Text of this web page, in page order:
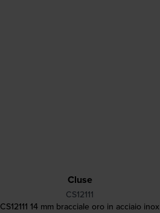
Cluse
CS12111
CS12111 14 mm bracciale oro in acciaio inox